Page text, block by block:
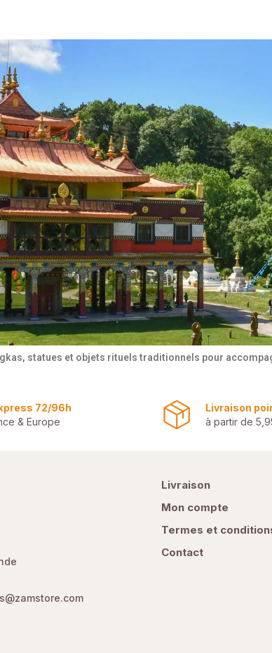
statues et objets rituels traditionnels pour
72/96h
& Europe
Livraison
à partir de
Livraison
Mon compte
Termes et
Contact